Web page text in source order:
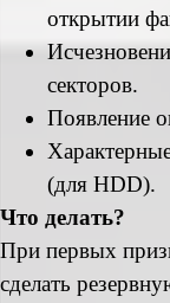
открытии
секторов.
Появление
(для HDD).
Что делать?
При первых
сделать